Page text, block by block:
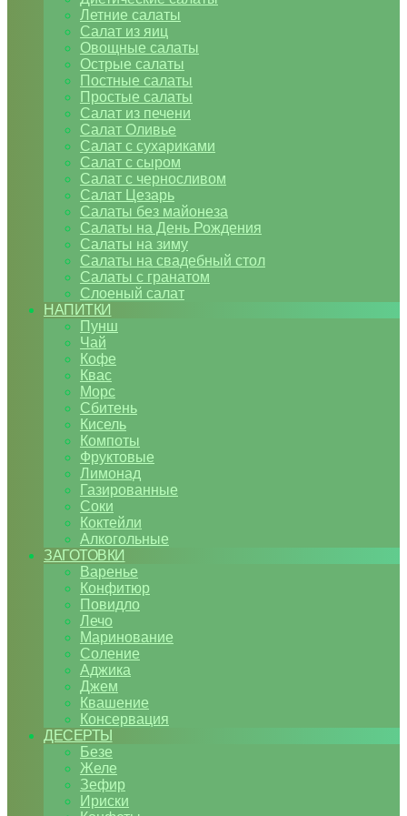
Летние салаты
Салат из яиц
Овощные салаты
Острые салаты
Постные салаты
Простые салаты
Салат из печени
Салат Оливье
Салат с сухариками
Салат с сыром
Салат с черносливом
Салат Цезарь
Салаты без майонеза
Салаты на День Рождения
Салаты на зиму
Салаты на свадебный стол
Салаты с гранатом
Слоеный салат
НАПИТКИ
Пунш
Чай
Кофе
Квас
Морс
Сбитень
Кисель
Компоты
Фруктовые
Лимонад
Газированные
Соки
Коктейли
Алкогольные
ЗАГОТОВКИ
Варенье
Конфитюр
Повидло
Лечо
Маринование
Соление
Аджика
Джем
Квашение
Консервация
ДЕСЕРТЫ
Безе
Желе
Зефир
Ириски